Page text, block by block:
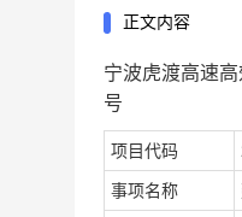
正文内容
宁波虎渡高速
号
项目代码
事项名称